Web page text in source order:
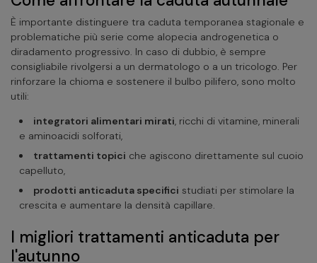
È importante distinguere tra caduta temporanea stagionale e
problematiche più serie come alopecia androgenetica o
diradamento progressivo. In caso di dubbio, è sempre
consigliabile rivolgersi a un dermatologo o a un tricologo. Per
rinforzare la chioma e sostenere il bulbo pilifero, sono molto
utili:
integratori alimentari mirati, ricchi di vitamine, minerali
e aminoacidi solforati,
trattamenti topici che agiscono direttamente sul cuoio
capelluto,
prodotti anticaduta specifici studiati per stimolare la
crescita e aumentare la densità capillare.
I migliori trattamenti anticaduta per
l'autunno